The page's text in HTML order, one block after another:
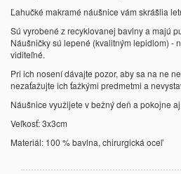
Ľahučké makramé náušnice vám skrášlia
Sú vyrobené z recyklovanej bavlny a majú
Náušničky sú lepené (kvalitným lepidlom) -
viditeľné.
Pri ich nosení dávajte pozor, aby sa na ne
nezaťažujte ich ťažkými predmetmi a
Náušnice využijete v bežný deň a pokojne
Veľkosť: 3x3cm
Materiál: 100 % bavlna, chirurgická oceľ